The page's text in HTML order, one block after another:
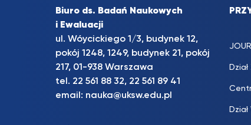
Biuro ds. Badań Naukowych
i Ewaluacji
ul. Wóycickiego 1/3, budynek 12,
pokój 1248, 1249, budynek 21, pokój
217, 01-938 Warszawa
tel. 22 561 88 32, 22 561 89 41
email: nauka@uksw.edu.pl